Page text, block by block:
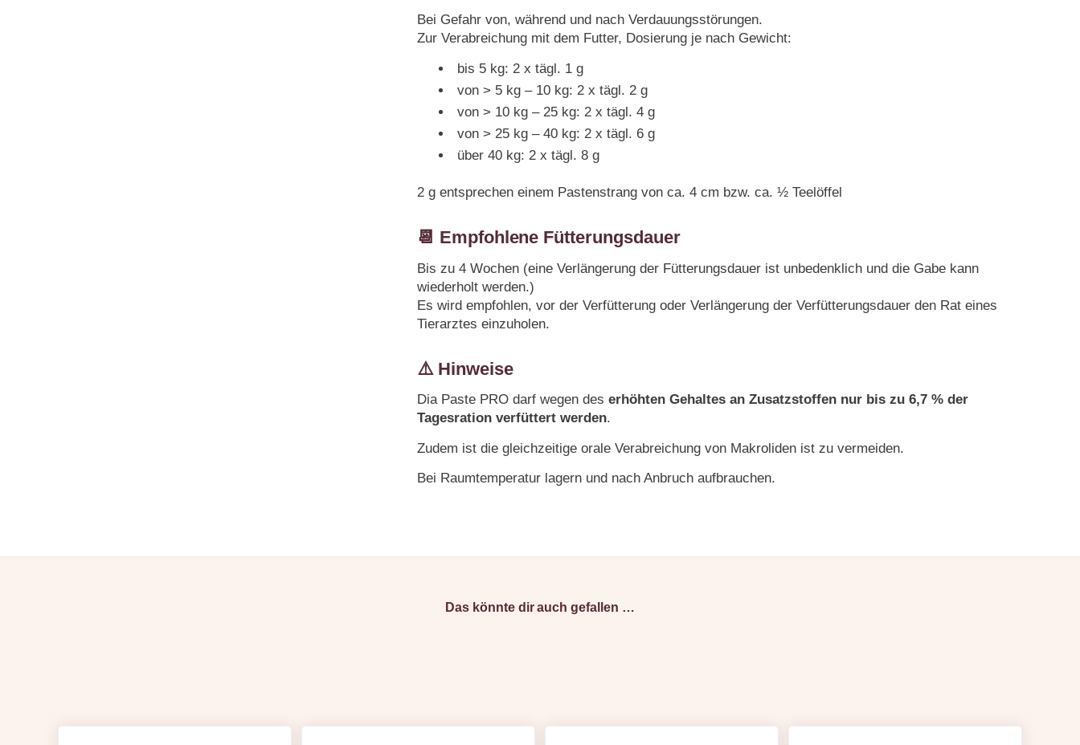
Bei Gefahr von, während und nach Verdauungsstörungen.
Zur Verabreichung mit dem Futter, Dosierung je nach Gewicht:
bis 5 kg: 2 x tägl. 1 g
von > 5 kg – 10 kg: 2 x tägl. 2 g
von > 10 kg – 25 kg: 2 x tägl. 4 g
von > 25 kg – 40 kg: 2 x tägl. 6 g
über 40 kg: 2 x tägl. 8 g
2 g entsprechen einem Pastenstrang von ca. 4 cm bzw. ca. ½ Teelöffel
📆 Empfohlene Fütterungsdauer
Bis zu 4 Wochen (eine Verlängerung der Fütterungsdauer ist unbedenklich und die Gabe kann
wiederholt werden.)
Es wird empfohlen, vor der Verfütterung oder Verlängerung der Verfütterungsdauer den Rat eines
Tierarztes einzuholen.
⚠️ Hinweise
Dia Paste PRO darf wegen des erhöhten Gehaltes an Zusatzstoffen nur bis zu 6,7 % der
Tagesration verfüttert werden.
Zudem ist die gleichzeitige orale Verabreichung von Makroliden ist zu vermeiden.
Bei Raumtemperatur lagern und nach Anbruch aufbrauchen.
Das könnte dir auch gefallen …